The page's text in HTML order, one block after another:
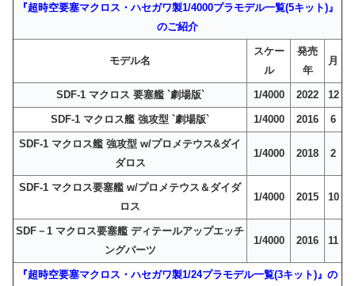
『超時空要塞マクロス・ハセガワ製1/4000プラモデル一覧(5キット)』
のご紹介
モデル名
スケー
ル
発売
年
月
SDF-1 マクロス 要塞艦 `劇場版` 1/4000 2022 12
SDF-1 マクロス艦 強攻型 `劇場版` 1/4000 2016 6
SDF-1 マクロス艦 強攻型 w/プロメテウス&ダイ
ダロス
1/4000 2018 2
SDF-1 マクロス要塞艦 w/プロメテウス＆ダイダ
ロス
1/4000 2015 10
SDF－1 マクロス要塞艦 ディテールアップエッチ
ングパーツ
1/4000 2016 11
『超時空要塞マクロス・ハセガワ製1/24プラモデル一覧(3キット)』の